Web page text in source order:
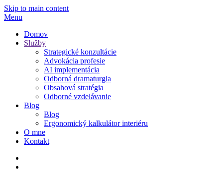
Skip to main content
Menu
Domov
Služby
Strategické konzultácie
Advokácia profesie
AI implementácia
Odborná dramaturgia
Obsahová stratégia
Odborné vzdelávanie
Blog
Blog
Ergonomický kalkulátor interiéru
O mne
Kontakt